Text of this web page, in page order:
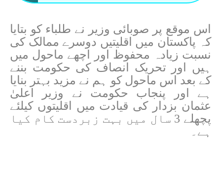
اس موقع پر صوبائی وزیر نے طلباء کو بتایا
کہ پاکستان میں اقلیتیں دوسرے ممالک کی
نسبت زیادہ محفوظ اور اچھے ماحول میں
ہیں اور تحریک انصاف کی حکومت بننے
کے بعد اس ماحول کو ہم نے مزید بہتر بنایا
ہے اور پنجاب حکومت نے وزیر اعلیٰ
عثمان بزدار کی قیادت میں اقلیتوں کیلئے
پچھلے 3 سال میں بہت زبردست کام کیا
ہے۔